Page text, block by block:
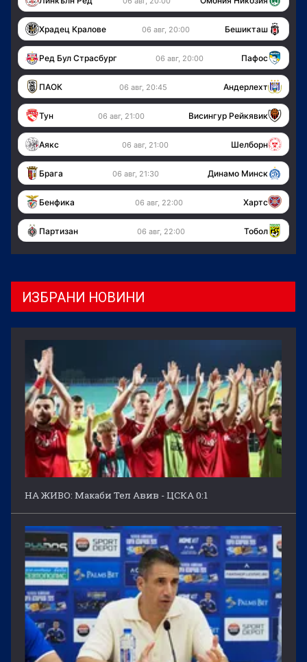
Храдец Кралове 06 авг, 20:00 Бешикташ
Ред Бул Страсбург 06 авг, 20:00 Пафос
ПАОК 06 авг, 20:45 Андерлехт
Тун 06 авг, 21:00 Висингур Рейкявик
Аякс 06 авг, 21:00 Шелборн
Брага 06 авг, 21:30 Динамо Минск
Бенфика 06 авг, 22:00 Хартс
Партизан 06 авг, 22:00 Тобол
ИЗБРАНИ НОВИНИ
НА ЖИВО: Макаби Тел Авив - ЦСКА 0:1